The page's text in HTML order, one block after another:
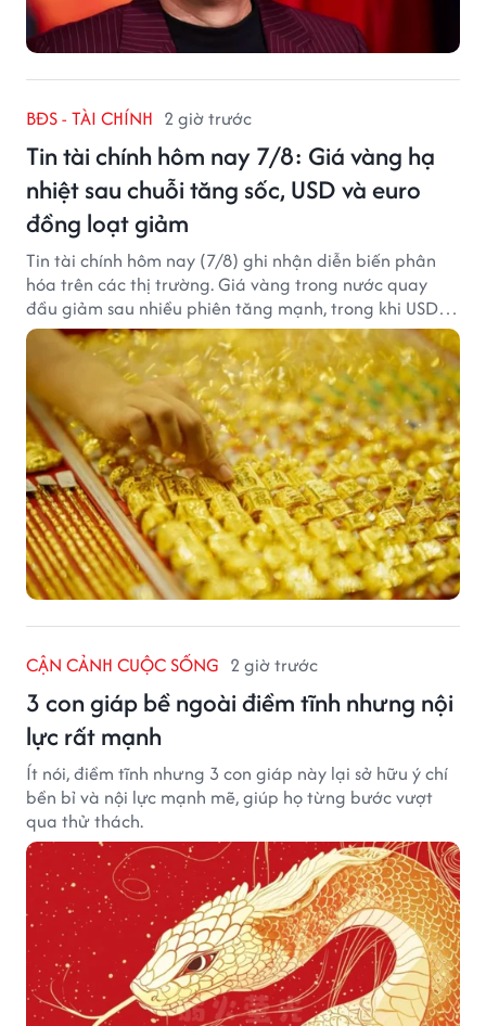
BĐS - TÀI CHÍNH 2 giờ trước
Tin tài chính hôm nay 7/8: Giá vàng hạ
nhiệt sau chuỗi tăng sốc, USD và euro
đồng loạt giảm
Tin tài chính hôm nay (7/8) ghi nhận diễn biến phân
hóa trên các thị trường. Giá vàng trong nước quay
đầu giảm sau nhiều phiên tăng mạnh, trong khi USD
tại ngân hàng tiếp tục suy yếu dù tỷ giá trung tâm lập
đỉnh mới.
CẬN CẢNH CUỘC SỐNG 2 giờ trước
3 con giáp bề ngoài điềm tĩnh nhưng nội
lực rất mạnh
Ít nói, điềm tĩnh nhưng 3 con giáp này lại sở hữu ý chí
bền bỉ và nội lực mạnh mẽ, giúp họ từng bước vượt
qua thử thách.